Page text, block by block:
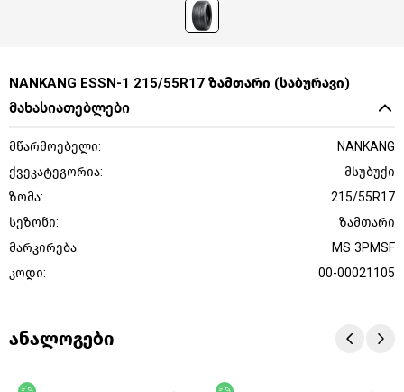
NANKANG ESSN-1 215/55R17 ზამთარი (საბურავი)
მახასიათებლები
მწარმოებელი:
NANKANG
ქვეკატეგორია:
მსუბუქი
ზომა:
215/55R17
სეზონი:
ზამთარი
მარკირება:
MS 3PMSF
კოდი:
00-00021105
ანალოგები